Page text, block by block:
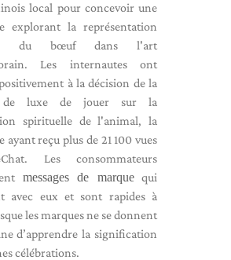
local pour concevoir une
explorant la représentation
du bœuf dans l'art
Les internautes ont
à la décision de la
de luxe de jouer sur la
spirituelle de l'animal, la
ayant reçu plus de 21 100 vues
Les consommateurs
messages de marquequi
avec eux et sont rapides à
les marques ne se donnent
d’apprendre la signification
célébrations.